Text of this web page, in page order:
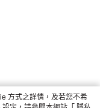
方式之詳情，及若您不希